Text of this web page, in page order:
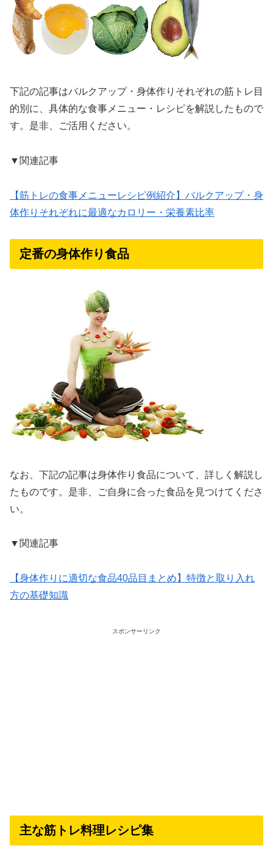
下記の記事はバルクアップ・身体作りそれぞれの筋トレ目
的別に、具体的な食事メニュー・レシピを解説したもので
す。是非、ご活用ください。
▼関連記事
【筋トレの食事メニューレシピ例紹介】バルクアップ・身
体作りそれぞれに最適なカロリー・栄養素比率
定番の身体作り食品
なお、下記の記事は身体作り食品について、詳しく解説し
たものです。是非、ご自身に合った食品を見つけてくださ
い。
▼関連記事
【身体作りに適切な食品40品目まとめ】特徴と取り入れ
方の基礎知識
スポンサーリンク
主な筋トレ料理レシピ集